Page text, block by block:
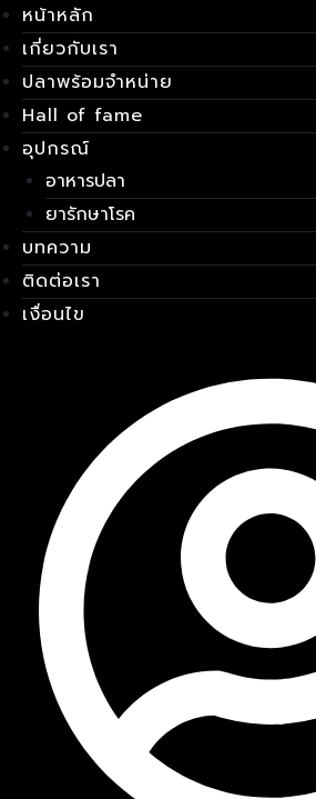
Skip
to
content
หน้าหลัก
เกี่ยวกับเรา
ปลาพร้อมจำหน่าย
Hall of fame
อุปกรณ์
อาหารปลา
ยารักษาโรค
บทความ
ติดต่อเรา
เงื่อนไข
เมนู